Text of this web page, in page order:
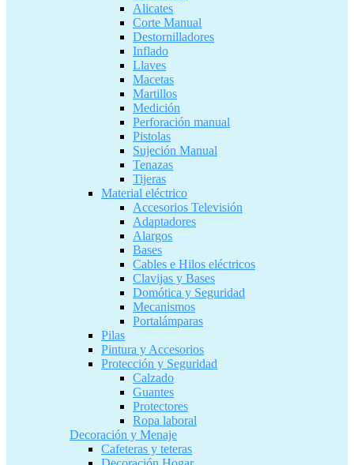
Alicates
Corte Manual
Destornilladores
Inflado
Llaves
Macetas
Martillos
Medición
Perforación manual
Pistolas
Sujeción Manual
Tenazas
Tijeras
Material eléctrico
Accesorios Televisión
Adaptadores
Alargos
Bases
Cables e Hilos eléctricos
Clavijas y Bases
Domótica y Seguridad
Mecanismos
Portalámparas
Pilas
Pintura y Accesorios
Protección y Seguridad
Calzado
Guantes
Protectores
Ropa laboral
Decoración y Menaje
Cafeteras y teteras